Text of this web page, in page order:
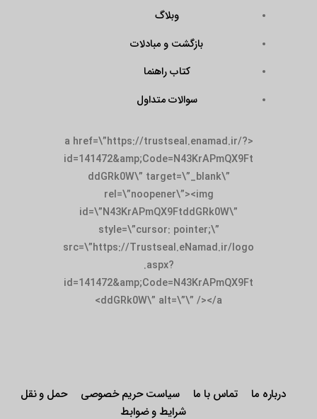
وبلاگ
بازگشت و مبادلات
کتاب راهنما
سوالات متداول
<a href=\”https://trustseal.enamad.ir/?
id=141472&amp;Code=N43KrAPmQX9Ft
ddGRk0W\” target=\”_blank\”
rel=\”noopener\”><img
id=\”N43KrAPmQX9FtddGRk0W\”
style=\”cursor: pointer;\”
src=\”https://Trustseal.eNamad.ir/logo
.aspx?
id=141472&amp;Code=N43KrAPmQX9Ft
ddGRk0W\” alt=\”\” /></a>
درباره ما تماس با ما سیاست حریم خصوصی
حمل و نقل
شرایط و ضوابط